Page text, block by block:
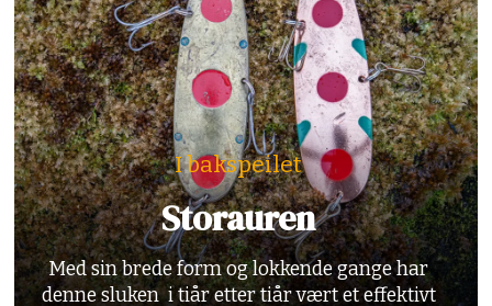
I bakspeilet
Storauren
Med sin brede form og lokkende gange har
denne sluken i tiår etter tiår vært et effektivt